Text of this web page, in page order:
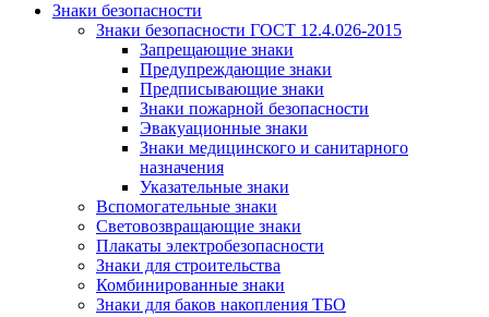
Знаки безопасности
Знаки безопасности ГОСТ 12.4.026-2015
Запрещающие знаки
Предупреждающие знаки
Предписывающие знаки
Знаки пожарной безопасности
Эвакуационные знаки
Знаки медицинского и санитарного
назначения
Указательные знаки
Вспомогательные знаки
Световозвращающие знаки
Плакаты электробезопасности
Знаки для строительства
Комбинированные знаки
Знаки для баков накопления ТБО